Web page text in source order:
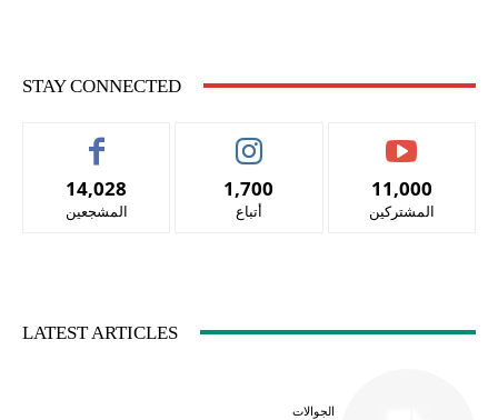
STAY CONNECTED
14,028
المشجعين
1,700
أتباع
11,000
المشتركين
LATEST ARTICLES
الجوالات